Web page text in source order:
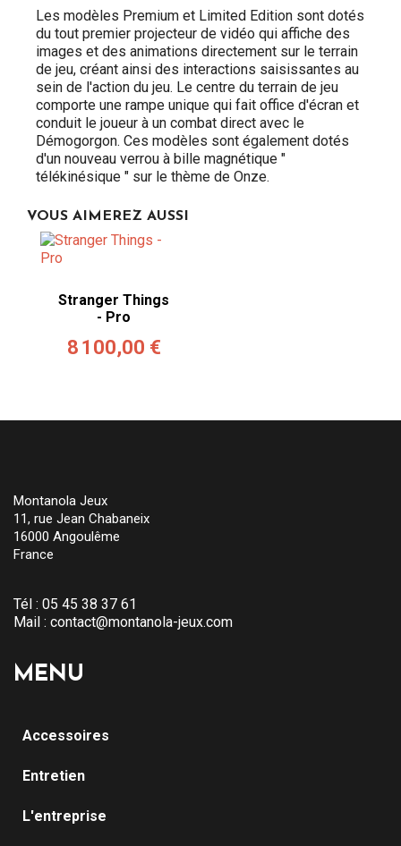
Les modèles Premium et Limited Edition sont dotés
du tout premier projecteur de vidéo qui affiche des
images et des animations directement sur le terrain
de jeu, créant ainsi des interactions saisissantes au
sein de l'action du jeu. Le centre du terrain de jeu
comporte une rampe unique qui fait office d'écran et
conduit le joueur à un combat direct avec le
Démogorgon. Ces modèles sont également dotés
d'un nouveau verrou à bille magnétique "
télékinésique " sur le thème de Onze.
VOUS AIMEREZ AUSSI
Stranger Things
- Pro
8 100,00 €
Montanola Jeux
11, rue Jean Chabaneix
16000 Angoulême
France
Tél : 05 45 38 37 61
Mail : contact@montanola-jeux.com
MENU
Accessoires
Entretien
L'entreprise